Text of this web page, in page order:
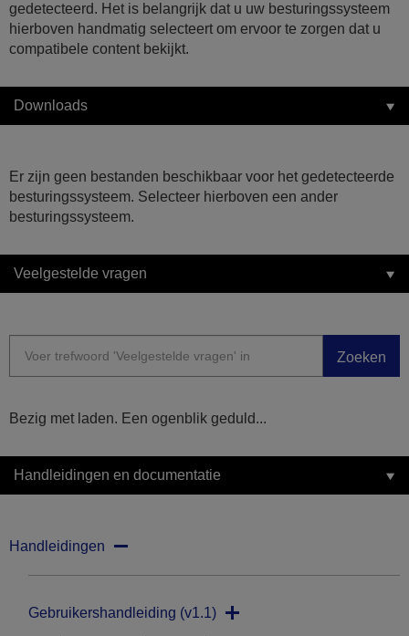
gedetecteerd. Het is belangrijk dat u uw besturingssysteem
hierboven handmatig selecteert om ervoor te zorgen dat u
compatibele content bekijkt.
Downloads
Er zijn geen bestanden beschikbaar voor het gedetecteerde
besturingssysteem. Selecteer hierboven een ander
besturingssysteem.
Veelgestelde vragen
Zoeken
Bezig met laden. Een ogenblik geduld...
Handleidingen en documentatie
Handleidingen
Gebruikershandleiding (v1.1)